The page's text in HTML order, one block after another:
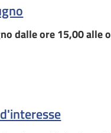
dalle ore 15,00 alle